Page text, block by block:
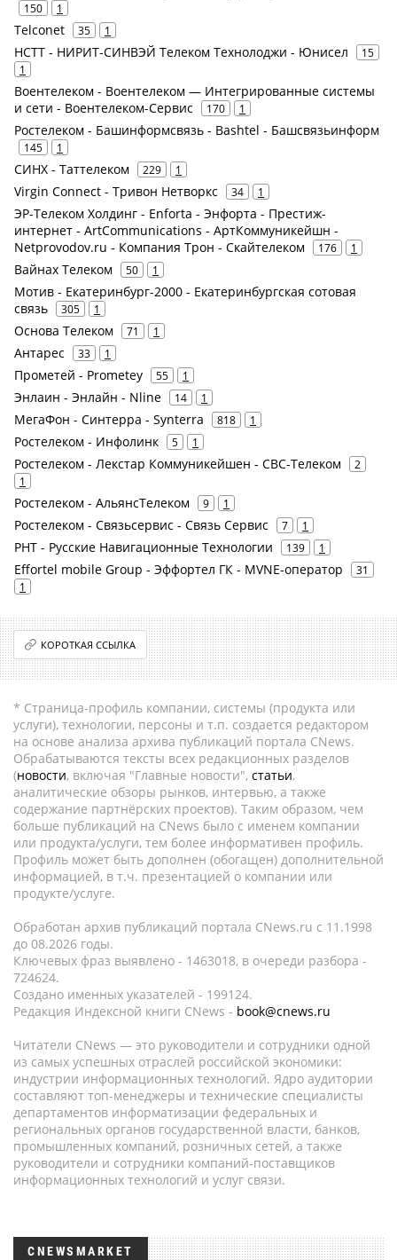
150 1
Telconet 35 1
НСТТ - НИРИТ-СИНВЭЙ Телеком Технолоджи - Юнисел
15
1
Воентелеком - Воентелеком — Интегрированные системы
и сети - Воентелеком-Сервис
170 1
Ростелеком - Башинформсвязь - Bashtel - Башсвязьинформ
145 1
СИНХ - Таттелеком 229 1
Virgin Connect - Тривон Нетворкс 34 1
ЭР-Телеком Холдинг - Enforta - Энфорта - Престиж-
интернет - ArtCommunications - АртКоммуникейшн -
Netprovodov.ru - Компания Трон - Скайтелеком
176 1
Вайнах Телеком 50 1
Мотив - Екатеринбург-2000 - Екатеринбургская сотовая
связь
305 1
Основа Телеком 71 1
Антарес 33 1
Прометей - Prometey 55 1
Энлаин - Энлайн - Nline 14 1
МегаФон - Синтерра - Synterra 818 1
Ростелеком - Инфолинк 5 1
Ростелеком - Лекстар Коммуникейшен - СВС-Телеком
2
1
Ростелеком - АльянсТелеком 9 1
Ростелеком - Связьсервис - Связь Сервис 7 1
РНТ - Русские Навигационные Технологии 139 1
Effortel mobile Group - Эффортел ГК - MVNE-оператор
31
1
КОРОТКАЯ ССЫЛКА
* Страница-профиль компании, системы (продукта или
услуги), технологии, персоны и т.п. создается редактором
на основе анализа архива публикаций портала CNews.
Обрабатываются тексты всех редакционных разделов
(новости, включая "Главные новости", статьи,
аналитические обзоры рынков, интервью, а также
содержание партнёрских проектов). Таким образом, чем
больше публикаций на CNews было с именем компании
или продукта/услуги, тем более информативен профиль.
Профиль может быть дополнен (обогащен) дополнительной
информацией, в т.ч. презентацией о компании или
продукте/услуге.
Обработан архив публикаций портала CNews.ru c 11.1998
до 08.2026 годы.
Ключевых фраз выявлено - 1463018, в очереди разбора -
724624.
Создано именных указателей - 199124.
Редакция Индексной книги CNews - book@cnews.ru
Читатели CNews — это руководители и сотрудники одной
из самых успешных отраслей российской экономики:
индустрии информационных технологий. Ядро аудитории
составляют топ-менеджеры и технические специалисты
департаментов информатизации федеральных и
региональных органов государственной власти, банков,
промышленных компаний, розничных сетей, а также
руководители и сотрудники компаний-поставщиков
информационных технологий и услуг связи.
CNEWSMARKET